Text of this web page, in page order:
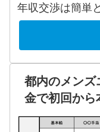
年収交渉は簡単
都内のメンズ
金で初回から